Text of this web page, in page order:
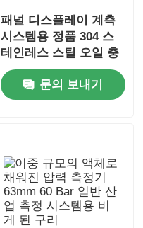
패널 디스플레이 계측
시스템용 정품 304 스
테인레스 스틸 오일 충
전 압력 게이지 축 마운
트
문의 보내기